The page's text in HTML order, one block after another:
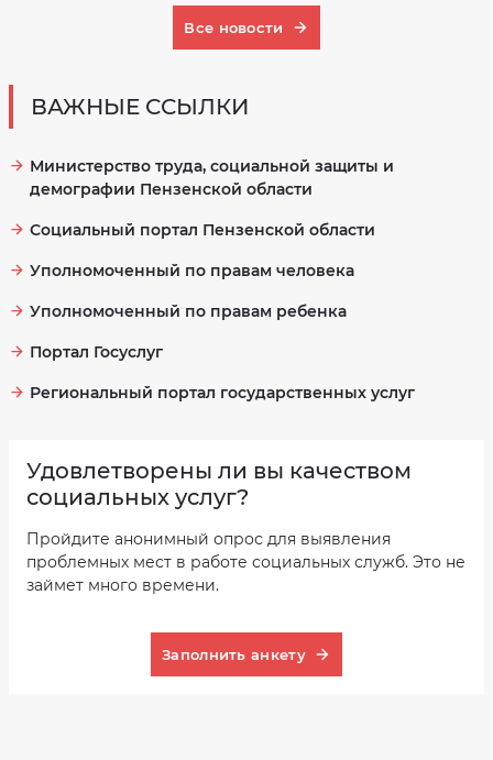
Все новости
ВАЖНЫЕ ССЫЛКИ
Министерство труда, социальной защиты и
демографии Пензенской области
Социальный портал Пензенской области
Уполномоченный по правам человека
Уполномоченный по правам ребенка
Портал Госуслуг
Региональный портал государственных услуг
Удовлетворены ли вы качеством
социальных услуг?
Пройдите анонимный опрос для выявления
проблемных мест в работе социальных служб. Это не
займет много времени.
Заполнить анкету